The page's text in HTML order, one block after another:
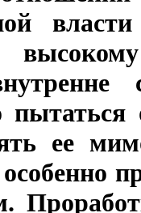
ее